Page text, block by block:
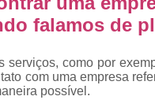
Troca de placas
de veículos
Trocas de
placas
falamos de
serviços, como por
com uma empresa
possível.